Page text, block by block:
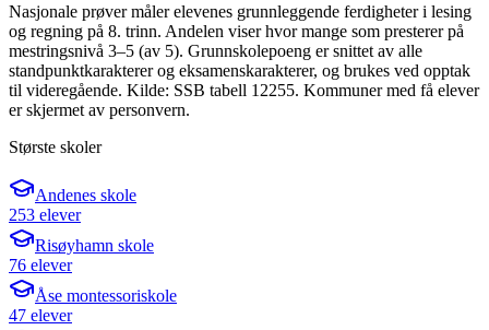
Nasjonale prøver måler elevenes grunnleggende ferdigheter i lesing
og regning på 8. trinn. Andelen viser hvor mange som presterer på
mestringsnivå 3–5 (av 5). Grunnskolepoeng er snittet av alle
standpunktkarakterer og eksamenskarakterer, og brukes ved opptak
til videregående. Kilde: SSB tabell 12255. Kommuner med få elever
er skjermet av personvern.
Største skoler
Andenes skole
253 elever
Risøyhamn skole
76 elever
Åse montessoriskole
47 elever